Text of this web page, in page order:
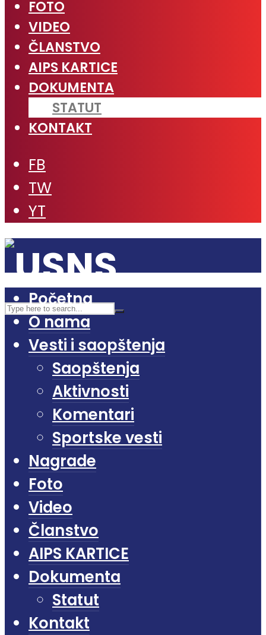
FOTO
VIDEO
ČLANSTVO
AIPS KARTICE
DOKUMENTA
STATUT
KONTAKT
FB
TW
YT
Početna
O nama
Vesti i saopštenja
Saopštenja
Aktivnosti
Komentari
Sportske vesti
Nagrade
Foto
Video
Članstvo
AIPS KARTICE
Dokumenta
Statut
Kontakt